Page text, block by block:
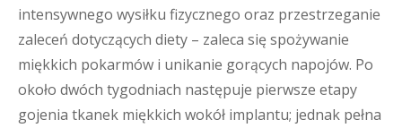
intensywnego wysiłku fizycznego oraz przestrzeganie
zaleceń dotyczących diety – zaleca się spożywanie
miękkich pokarmów i unikanie gorących napojów. Po
około dwóch tygodniach następuje pierwsze etapy
gojenia tkanek miękkich wokół implantu; jednak pełna